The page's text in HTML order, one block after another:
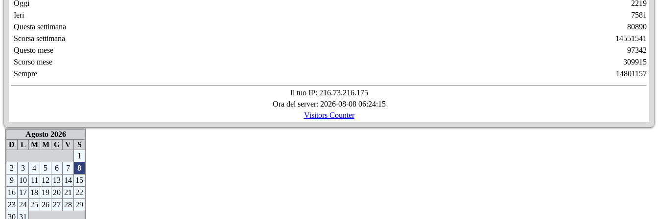
Oggi
Ieri
Questa settimana
Scorsa settimana
Questo mese
Scorso mese
Sempre
2219
7581
80890
14551541
97342
309915
14801157
Il tuo IP: 216.73.216.175
Ora del server: 2026-08-08 06:24:15
Visitors Counter
Agosto 2026
D
L M M G V
S
1
2
3 4 5 6 7
8
9
10 11 12 13 14 15
16 17 18 19 20 21
22
23 24 25 26 27 28 29
30 31